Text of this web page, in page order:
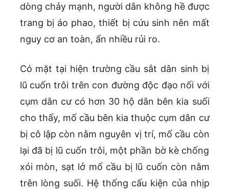
dòng chảy mạnh, người dân không hề được
trang bị áo phao, thiết bị cứu sinh nên mất
nguy cơ an toàn, ẩn nhiều rủi ro.
Có mặt tại hiện trường cầu sắt dân sinh bị
lũ cuốn trôi trên con đường độc đạo nối với
cụm dân cư có hơn 30 hộ dân bên kia suối
cho thấy, mố cầu bên kia thuộc cụm dân cư
bị cô lập còn nằm nguyên vị trí, mố cầu còn
lại đã bị lũ cuốn trôi, một phần bờ kè chống
xói mòn, sạt lở mố cầu bị lũ cuốn còn nằm
trên lòng suối. Hệ thống cấu kiện của nhịp